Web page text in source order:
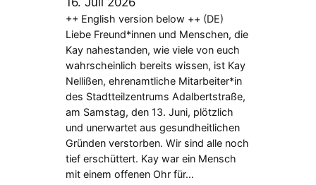
++ English version below ++ (DE)
Liebe Freund*innen und Menschen, die
Kay nahestanden, wie viele von euch
wahrscheinlich bereits wissen, ist Kay
Nellißen, ehrenamtliche Mitarbeiter*in
des Stadtteilzentrums Adalbertstraße,
am Samstag, den 13. Juni, plötzlich
und unerwartet aus gesundheitlichen
Gründen verstorben. Wir sind alle noch
tief erschüttert. Kay war ein Mensch
mit einem offenen Ohr für…